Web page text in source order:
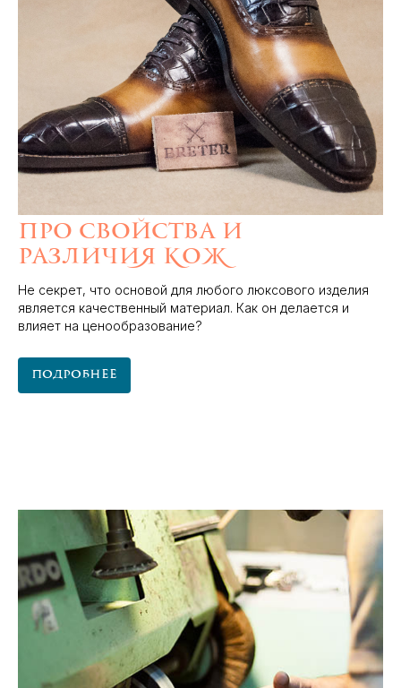
Про свойства и
различия кож
Не секрет, что основой для любого люксового изделия
является качественный материал. Как он делается и
влияет на ценообразование?
Подробнее